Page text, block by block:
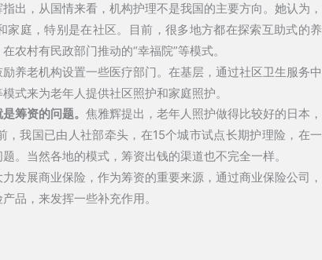
出，从国情来看，机构护理不是我国的主要方向。她认为，
家庭，特别是在社区。目前，很多地方都在探索互助式的养
农村有民政部门推动的“幸福院”等模式。
养老机构设置一些医疗部门。在基层，通过社区卫生服务中
式来为老年人提供社区照护和家庭照护。
筹资的问题。焦雅辉提出，老年人照护做得比较好的日本，
我国已由人社部牵头，在15个城市试点长期护理险，在一
。当然各地的模式，筹资出钱的渠道也不完全一样。
发展商业保险，作为筹资的重要来源，通过商业保险公司，
品，来发挥一些补充作用。